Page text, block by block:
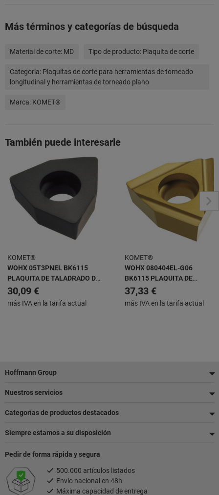
Más términos y categorías de búsqueda
Material de corte: MD Tipo de producto: Plaquita de corte
Categoría: Plaquitas de corte para herramientas de torneado
longitudinal y herramientas de torneado plano
Marca: KOMET®
También puede interesarle
KOMET®
WOHX 05T3PNEL BK6115
PLAQUITA DE TALADRADO DE
METAL DURO
30,09 €
más IVA en la tarifa actual
KOMET®
WOHX 080404EL-G06
BK6115 PLAQUITA DE
TALADRADO DE METAL DURO
37,33 €
más IVA en la tarifa actual
Pie
de
página
Hoffmann Group
Nuestros servicios
Categorías de productos destacados
Siempre estamos a su disposición
Pedir de forma rápida y segura
500.000 artículos listados
Envío nacional en 48h
Máxima capacidad de entrega